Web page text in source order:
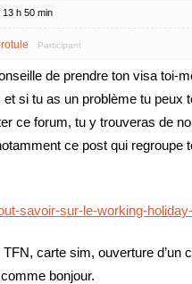
13 h 50 min
Participant
de prendre ton visa toi-
et si tu as un problème tu peux
ce forum, tu y trouveras de
ce post qui regroupe
savoir-sur-le-working-
TFN, carte sim, ouverture d’un
bonjour.